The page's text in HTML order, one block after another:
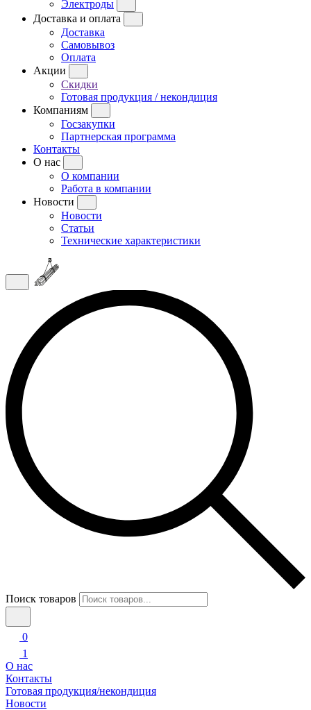
Электроды
Доставка и оплата
Доставка
Самовывоз
Оплата
Акции
Скидки
Готовая продукция / некондиция
Компаниям
Госзакупки
Партнерская программа
Контакты
О нас
О компании
Работа в компании
Новости
Новости
Статьи
Технические характеристики
Поиск товаров
0
1
О нас
Контакты
Готовая продукция/некондиция
Новости